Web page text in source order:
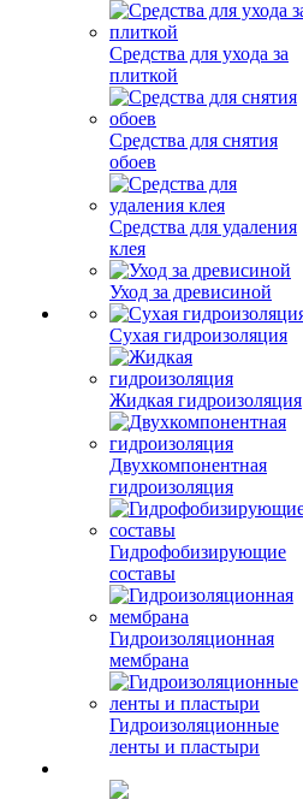
Средства для ухода за
плиткой
Средства для снятия
обоев
Средства для удаления
клея
Уход за древисиной
Сухая гидроизоляция
Жидкая гидроизоляция
Двухкомпонентная
гидроизоляция
Гидрофобизирующие
составы
Гидроизоляционная
мембрана
Гидроизоляционные
ленты и пластыри